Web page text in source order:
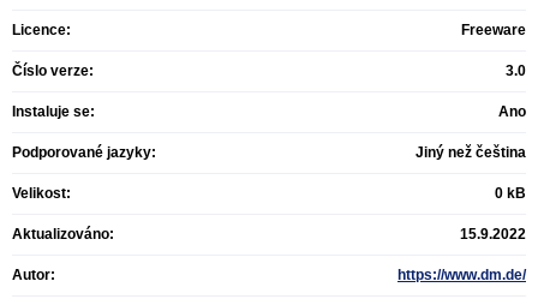
Licence: Freeware
Číslo verze: 3.0
Instaluje se: Ano
Podporované jazyky: Jiný než čeština
Velikost: 0 kB
Aktualizováno: 15.9.2022
Autor: https://www.dm.de/